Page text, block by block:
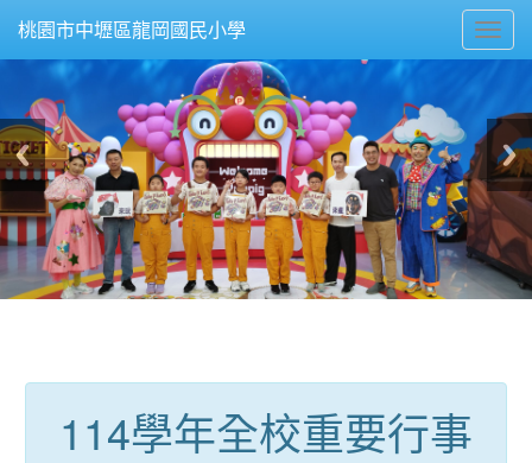
桃園市中壢區龍岡國民小學
114學年全校重要行事